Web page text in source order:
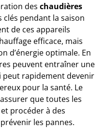
des chaudières
pendant la saison
de ces appareils
efficace, mais
d’énergie optimale. En
peuvent entraîner une
peut rapidement devenir
pour la santé. Le
que toutes les
procéder à des
les pannes.